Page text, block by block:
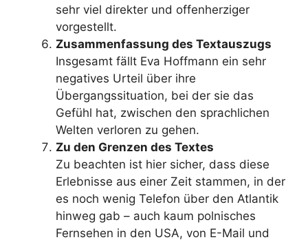
sehr viel direkter und offenherziger
vorgestellt.
Zusammenfassung des Textauszugs
Insgesamt fällt Eva Hoffmann ein sehr
negatives Urteil über ihre
Übergangssituation, bei der sie das
Gefühl hat, zwischen den sprachlichen
Welten verloren zu gehen.
Zu den Grenzen des Textes
Zu beachten ist hier sicher, dass diese
Erlebnisse aus einer Zeit stammen, in der
es noch wenig Telefon über den Atlantik
hinweg gab – auch kaum polnisches
Fernsehen in den USA, von E-Mail und